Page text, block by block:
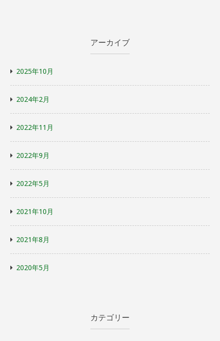
アーカイブ
2025年10月
2024年2月
2022年11月
2022年9月
2022年5月
2021年10月
2021年8月
2020年5月
カテゴリー